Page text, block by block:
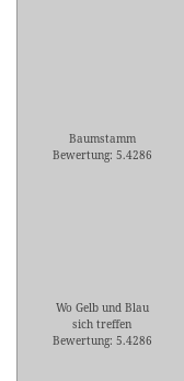
Baumstamm
Bewertung: 5.4286
Wo Gelb und Blau
sich treffen
Bewertung: 5.4286